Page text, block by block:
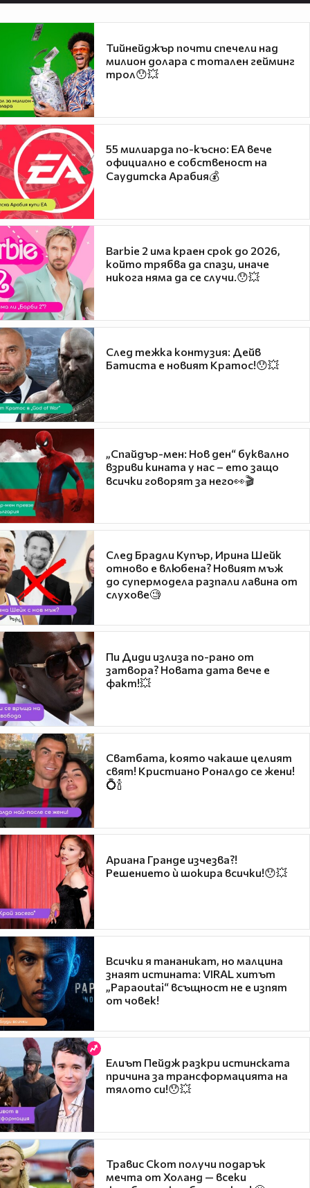
Тийнейджър почти спечели над
милион долара с тотален гейминг
трол😯💥
55 милиарда по-късно: EA вече
официално е собственост на
Саудитска Арабия💰
Barbie 2 има краен срок до 2026,
който трябва да спази, иначе
никога няма да се случи.😯💥
След тежка контузия: Дейв
Батиста е новият Кратос!😯💥
„Спайдър-мен: Нов ден“ буквално
взриви кината у нас – ето защо
всички говорят за него👀🎬
След Брадли Купър, Ирина Шейк
отново е влюбена? Новият мъж
до супермодела разпали лавина от
слухове🧐
Пи Диди излиза по-рано от
затвора? Новата дата вече е
факт!💥
Сватбата, която чакаше целият
свят! Кристиано Роналдо се жени!
💍🍾
Ариана Гранде изчезва?!
Решението ѝ шокира всички!😯💥
Всички я тананикат, но малцина
знаят истината: VIRAL хитът
„Papaoutai“ всъщност не е изпят
от човек!
Елиът Пейдж разкри истинската
причина за трансформацията на
тялото си!😯💥
Травис Скот получи подарък
мечта от Холанд — всеки